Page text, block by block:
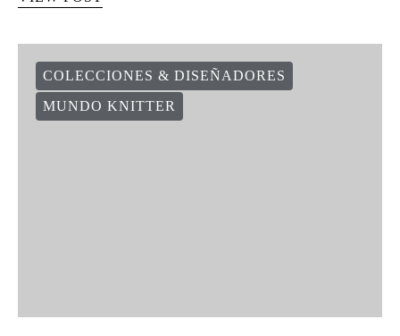
COLECCIONES & DISEÑADORES
MUNDO KNITTER